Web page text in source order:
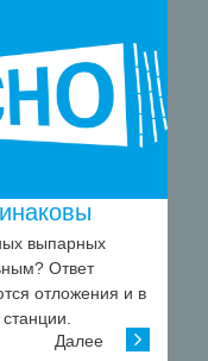
выпарных
Ответ
отложения и в
Далее